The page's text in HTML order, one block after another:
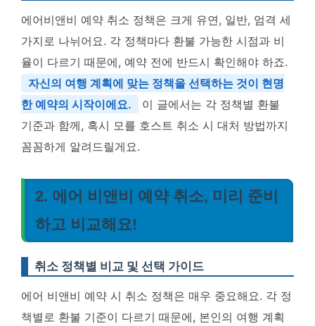
에어비앤비 예약 취소 정책은 크게 유연, 일반, 엄격 세
가지로 나뉘어요. 각 정책마다 환불 가능한 시점과 비
율이 다르기 때문에, 예약 전에 반드시 확인해야 하죠.
자신의 여행 계획에 맞는 정책을 선택하는 것이 현명
한 예약의 시작이에요.
이 글에서는 각 정책별 환불
기준과 함께, 혹시 모를 호스트 취소 시 대처 방법까지
꼼꼼하게 알려드릴게요.
2. 에어 비앤비 예약 취소, 미리 준비
하고 비교해요!
취소 정책별 비교 및 선택 가이드
에어 비앤비 예약 시 취소 정책은 매우 중요해요. 각 정
책별로 환불 기준이 다르기 때문에, 본인의 여행 계획